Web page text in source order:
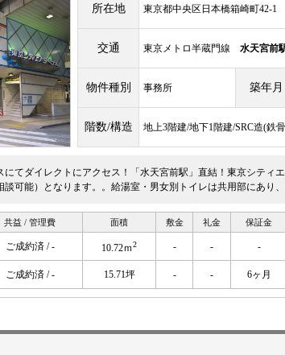
所在地 東京都中央区日本橋箱崎町42-1
交通 東京メトロ半蔵門線 水天宮前
物件種別 事務所 築年月
階数/構造 地上3階建/地下1階建/SRC造(鉄
てダイレクトにアクセス！「水天宮前駅」直結！東京シティ
可能）となります。。給湯室・男女別トイレは共用部にあり
共益 / 管理費 面積 敷金 礼金 保証金
ご成約済 / - 10.72ｍ2 - - -
ご成約済 / - 15.71坪 - - 6ヶ月